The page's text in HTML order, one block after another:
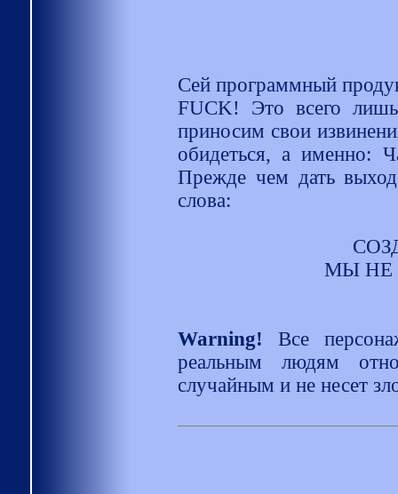
Сей программный
FUCK! Это всего
приносим свои
обидеться, а именно:
Прежде чем дать
слова:
МЫ НЕ
Warning! Все
реальным людям
случайным и не несет